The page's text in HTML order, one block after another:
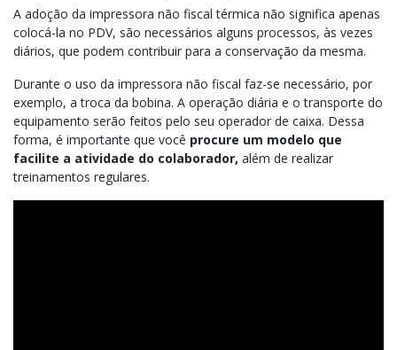
A adoção da impressora não fiscal térmica não significa apenas
colocá-la no PDV, são necessários alguns processos, às vezes
diários, que podem contribuir para a conservação da mesma.
Durante o uso da impressora não fiscal faz-se necessário, por
exemplo, a troca da bobina. A operação diária e o transporte do
equipamento serão feitos pelo seu operador de caixa. Dessa
forma, é importante que você procure um modelo que
facilite a atividade do colaborador, além de realizar
treinamentos regulares.